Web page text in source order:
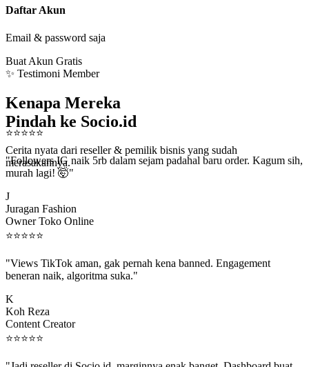
Daftar Akun
Email & password saja
Buat Akun Gratis
✨ Testimoni Member
Kenapa Mereka
Pindah ke Socio.id
Cerita nyata dari reseller & pemilik bisnis yang sudah
merasakannya.
⭐⭐⭐⭐ ⭐
"Followers IG naik 5rb dalam sejam padahal baru order. Kagum sih,
murah lagi! 🤯"
Juragan Fashion
Owner Toko Online
⭐⭐⭐⭐ ⭐
beneran naik, algoritma suka."
Koh Reza
Content Creator
⭐⭐⭐⭐⭐